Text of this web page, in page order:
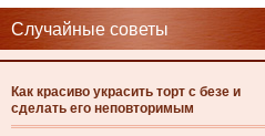
Случайные советы
Как красиво украсить торт с безе и
сделать его неповторимым